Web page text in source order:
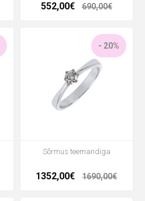
552,00€ 690,00€
- 20%
Sõrmus teemandiga
1352,00€ 1690,00€